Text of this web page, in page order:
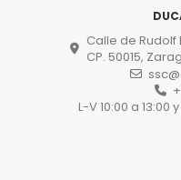
Calle de Rudolf
CP. 50015,
L-V 10:00 a 13:00